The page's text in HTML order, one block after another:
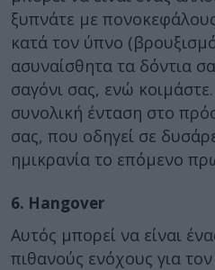
ξυπνάτε με
κατά τον ύπνο
ασυναίσθητα τα δόντια
σαγόνι σας, ενώ
συνολική ένταση στο
σας, που οδηγεί σε
ημικρανία το επόμενο
6. Hangover
Αυτός μπορεί να είναι
πιθανούς ενόχους για